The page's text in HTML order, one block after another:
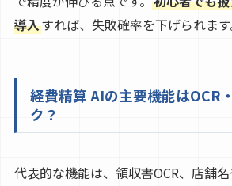
導入すれば、失敗確率を下げられます
経費精算 AIの主要機能はOCR
ク？
代表的な機能は、領収書OCR、店舗